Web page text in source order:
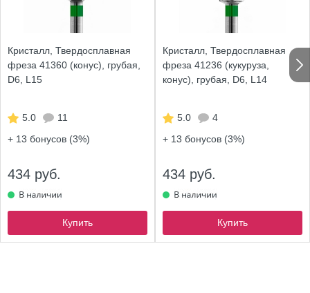
Кристалл, Твердосплавная
фреза 41360 (конус), грубая,
D6, L15
5.0
11
+ 13 бонусов (3%)
434 руб.
Купить
Кристалл, Твердосплавная
фреза 41236 (кукуруза,
конус), грубая, D6, L14
5.0
4
+ 13 бонусов (3%)
434 руб.
Купить